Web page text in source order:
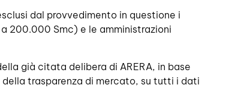
dal provvedimento in questione i
200.000 Smc) e le amministrazioni
già citata delibera di ARERA, in base
trasparenza di mercato, su tutti i dati